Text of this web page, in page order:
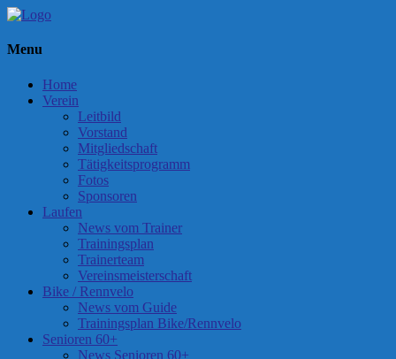
Menu
Home
Verein
Leitbild
Vorstand
Mitgliedschaft
Tätigkeitsprogramm
Fotos
Sponsoren
Laufen
News vom Trainer
Trainingsplan
Trainerteam
Vereinsmeisterschaft
Bike / Rennvelo
News vom Guide
Trainingsplan Bike/Rennvelo
Senioren 60+
News Senioren 60+